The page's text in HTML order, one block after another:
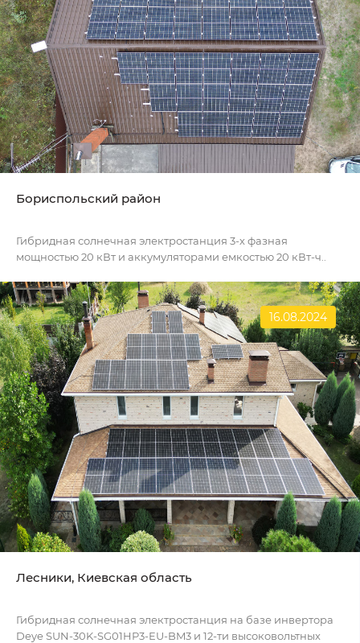
Бориспольский район
Гибридная солнечная электростанция 3-х фазная
мощностью 20 кВт и аккумуляторами емкостью 20 кВт-ч..
16.08.2024
Лесники, Киевская область
Гибридная солнечная электростанция на базе инвертора
Deye SUN-30K-SG01HP3-EU-BM3 и 12-ти высоковольтных